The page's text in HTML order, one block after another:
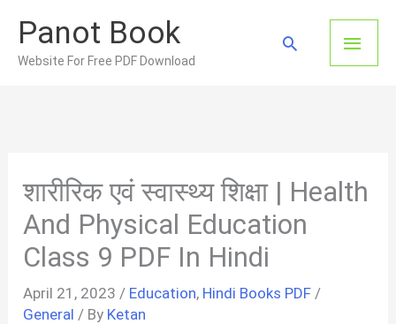
content
Panot Book
Website For Free PDF Download
Main
Search
शारीरिक एवं स्वास्थ्य शिक्षा | Health
And Physical Education
Class 9 PDF In Hindi
April 21, 2023 / Education, Hindi Books PDF /
General / By Ketan